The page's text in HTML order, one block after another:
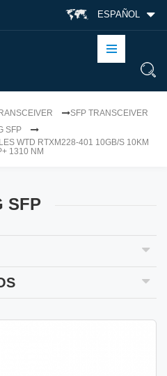
ESPAÑOL
SFP TRANSCEIVER
SFP
WTD RTXM228-401 10GB/S 10KM
1310 NM
SFP